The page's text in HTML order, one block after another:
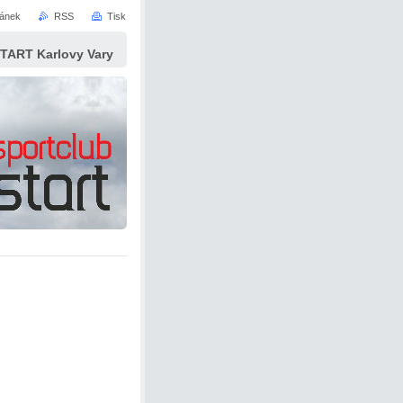
Karlovy Vary
RSS Tisk